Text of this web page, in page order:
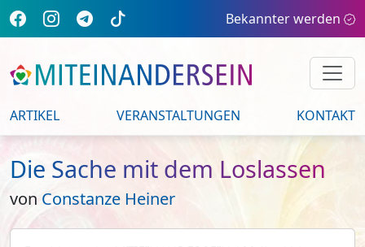
Bekannter werden
ARTIKEL VERANSTALTUNGEN KONTAKT
Die Sache mit dem Loslassen
von Constanze Heiner